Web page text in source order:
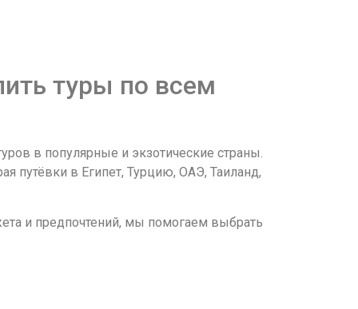
туры по всем
в популярные и экзотические страны.
путёвки в Египет, Турцию, ОАЭ, Таиланд,
и предпочтений, мы помогаем выбрать